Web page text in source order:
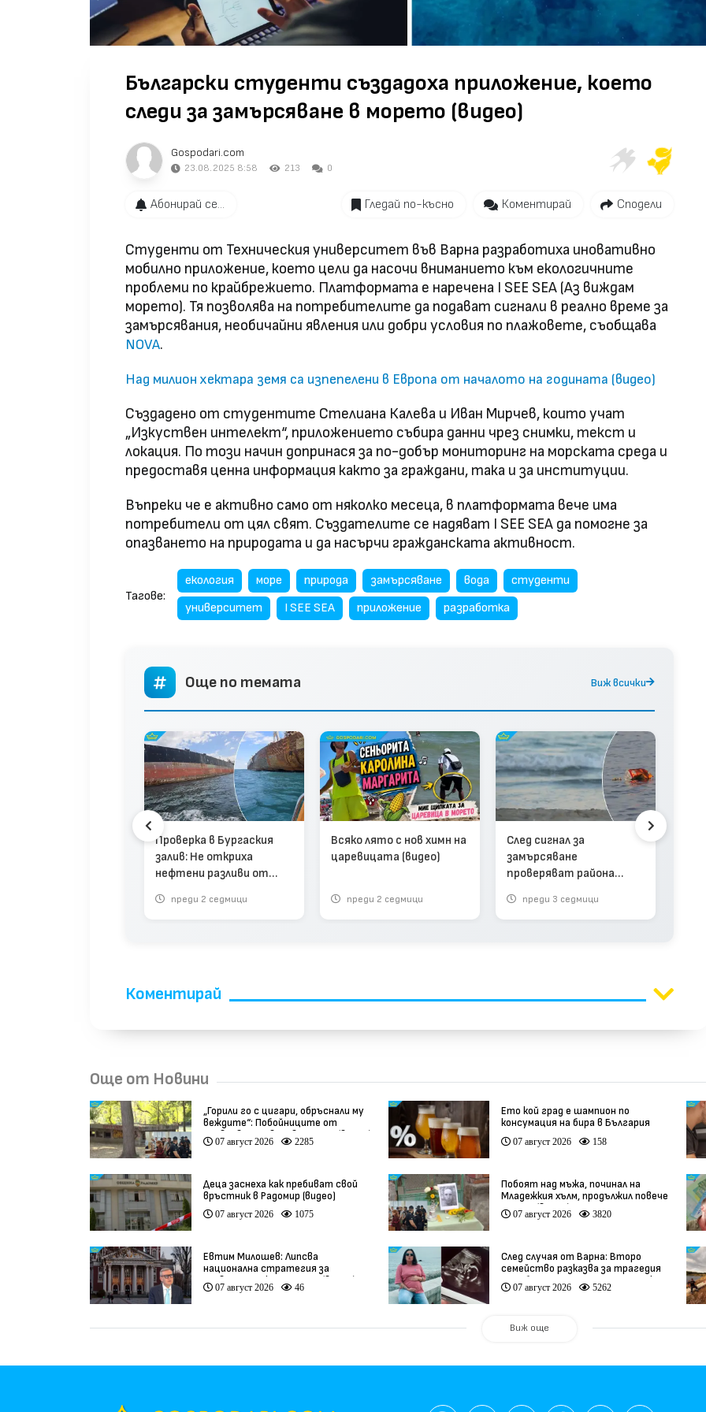
Български студенти създадоха приложение, което
следи за замърсяване в морето (видео)
Gospodari.com
23.08.2025 8:58 213 0
Абонирай се... Гледай по-късно Коментирай Сподели
Студенти от Техническия университет във Варна разработиха иновативно
мобилно приложение, което цели да насочи вниманието към екологичните
проблеми по крайбрежието. Платформата е наречена I SEE SEA (Аз виждам
морето). Тя позволява на потребителите да подават сигнали в реално време за
замърсявания, необичайни явления или добри условия по плажовете, съобщава
NOVA.
Над милион хектара земя са изпепелени в Европа от началото на годината (видео)
Създадено от студентите Стелиана Калева и Иван Мирчев, които учат
„Изкуствен интелект“, приложението събира данни чрез снимки, текст и
локация. По този начин допринася за по-добър мониторинг на морската среда и
предоставя ценна информация както за граждани, така и за институции.
Въпреки че е активно само от няколко месеца, в платформата вече има
потребители от цял свят. Създателите се надяват I SEE SEA да помогне за
опазването на природата и да насърчи гражданската активност.
Тагове:
екология море природа замърсяване вода
студенти
университет
I SEE SEA приложение разработка
Още по темата Виж всички
Проверка в Бургаския
залив: Не откриха
нефтени разливи от
преди 2 седмици
Всяко лято с нов химн на
царевицата (видео)
преди 2 седмици
След сигнал за
замърсяване
проверяват района
Южния плаж на Варна
преди 3 седмици
Коментирай
Още от Новини
„Горили го с цигари, обръснали му
веждите“: Побойниците от
Пловдив остават в ареста (видео)
07 август 2026 2285
Ето кой град е шампион по
консумация на бира в България
07 август 2026 158
Деца заснеха как пребиват свой
връстник в Радомир (видео)
07 август 2026 1075
Побоят над мъжа, починал на
Младежкия хълм, продължил повече
от час (видео)
07 август 2026 3820
Евтим Милошев: Липсва
национална стратегия за
развитие на културата (видео)
07 август 2026 46
След случая от Варна: Второ
семейство разказва за трагедия
след бременност при същия лекар
(видео)
07 август 2026 5262
Виж още